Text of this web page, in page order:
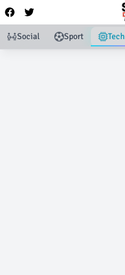
Social Sport Tech